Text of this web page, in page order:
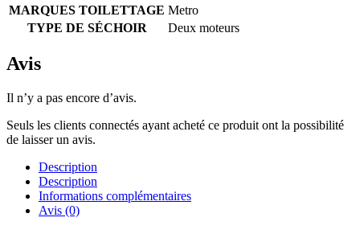
MARQUES TOILETTAGE Metro
TYPE DE SÉCHOIR
Deux moteurs
Avis
Il n’y a pas encore d’avis.
Seuls les clients connectés ayant acheté ce produit ont la possibilité
de laisser un avis.
Description
Description
Informations complémentaires
Avis (0)